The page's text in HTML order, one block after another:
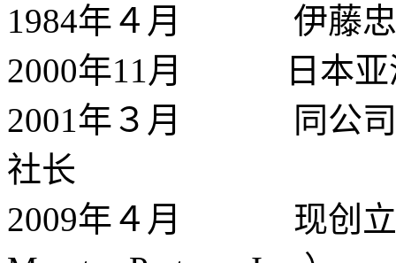
1984年４月 伊藤忠
2000年11月 日本亚
2001年３月 同公司美
社长
2009年４月 现创立